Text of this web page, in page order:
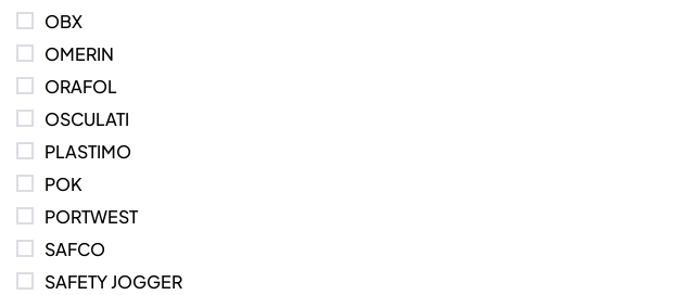
OBX
OMERIN
ORAFOL
OSCULATI
PLASTIMO
POK
PORTWEST
SAFCO
SAFETY JOGGER